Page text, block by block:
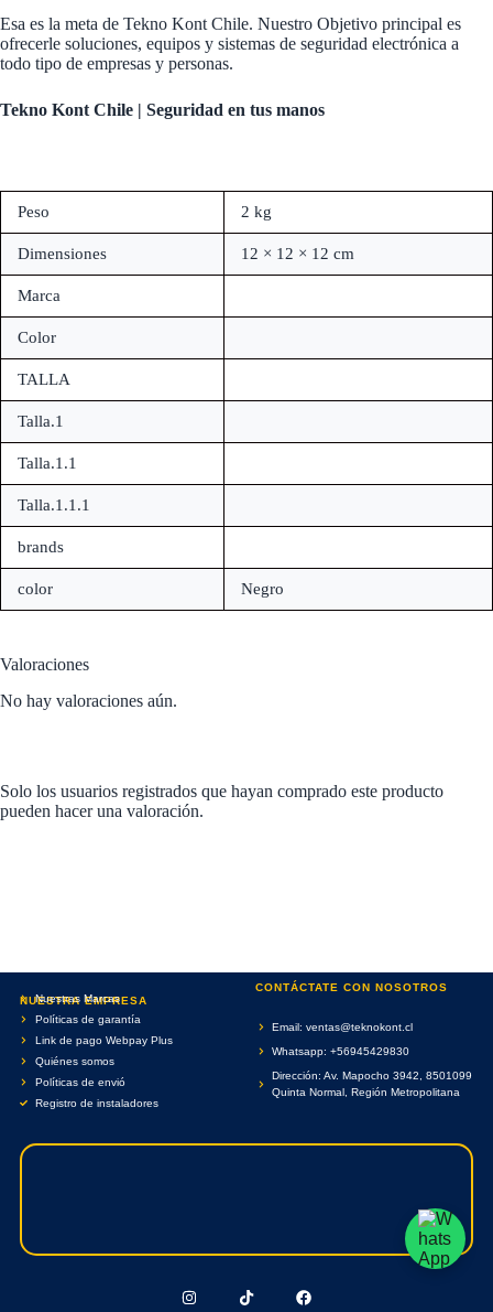
Esa es la meta de Tekno Kont Chile. Nuestro Objetivo principal es
ofrecerle soluciones, equipos y sistemas de seguridad electrónica a
todo tipo de empresas y personas.
Tekno Kont Chile | Seguridad en tus manos
Peso 2 kg
Dimensiones 12 × 12 × 12 cm
Marca
Color
TALLA
Talla.1
Talla.1.1
Talla.1.1.1
brands
color Negro
Valoraciones
No hay valoraciones aún.
Solo los usuarios registrados que hayan comprado este producto
pueden hacer una valoración.
NUESTRA EMPRESA
Nuestras Marcas
Políticas de garantía
Link de pago Webpay Plus
Quiénes somos
Políticas de envió
Registro de instaladores
CONTÁCTATE CON NOSOTROS
Email: ventas@teknokont.cl
Whatsapp: +56945429830
Dirección: Av. Mapocho 3942, 8501099
Quinta Normal, Región Metropolitana